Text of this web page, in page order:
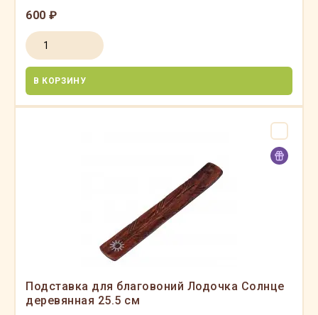
600 ₽
В КОРЗИНУ
Подставка для благовоний Лодочка Солнце
деревянная 25.5 см